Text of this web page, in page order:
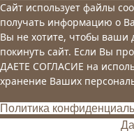
Сайт использует файлы
получать информацию о
Вы не хотите, чтобы ваши
покинуть сайт. Если Вы
ДАЕТЕ СОГЛАСИЕ на
хранение Ваших
Политика